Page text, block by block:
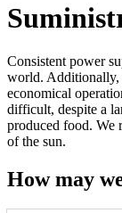
Consistent power
world. Additionally,
economical
difficult, despite a
produced food. We
of the sun.
How may